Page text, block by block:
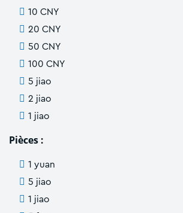
10 CNY
20 CNY
50 CNY
100 CNY
5 jiao
2 jiao
1 jiao
Pièces :
1 yuan
5 jiao
1 jiao